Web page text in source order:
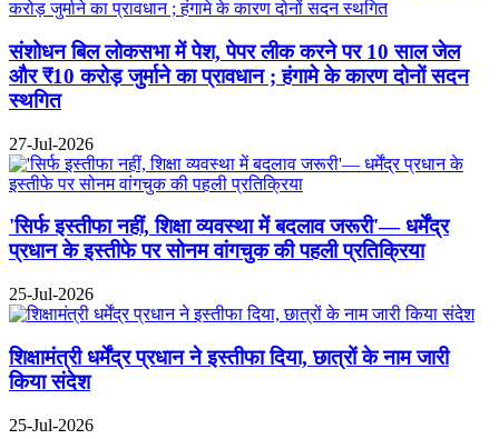
संशोधन बिल लोकसभा में पेश, पेपर लीक करने पर 10 साल जेल
और ₹10 करोड़ जुर्माने का प्रावधान ; हंगामे के कारण दोनों सदन
स्थगित
27-Jul-2026
'सिर्फ इस्तीफा नहीं, शिक्षा व्यवस्था में बदलाव जरूरी'— धर्मेंद्र
प्रधान के इस्तीफे पर सोनम वांगचुक की पहली प्रतिक्रिया
25-Jul-2026
शिक्षामंत्री धर्मेंद्र प्रधान ने इस्तीफा दिया, छात्रों के नाम जारी
किया संदेश
25-Jul-2026